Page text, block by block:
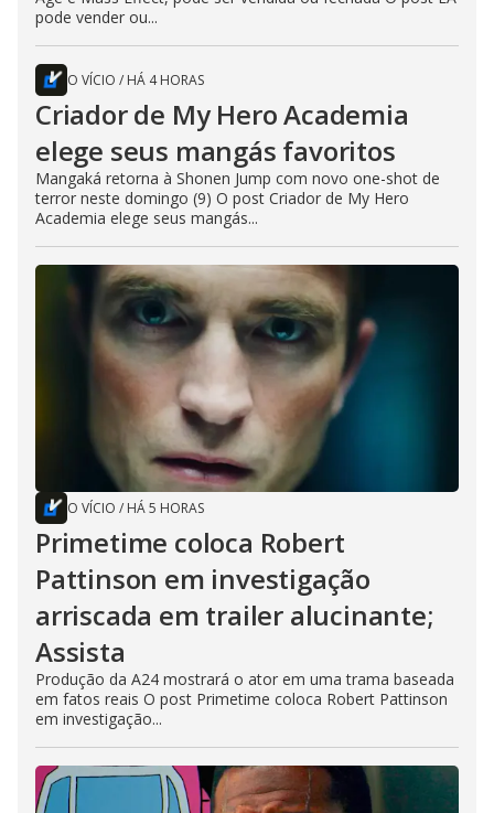
pode vender ou...
O VÍCIO / HÁ 4 HORAS
Criador de My Hero Academia
elege seus mangás favoritos
Mangaká retorna à Shonen Jump com novo one-shot de
terror neste domingo (9) O post Criador de My Hero
Academia elege seus mangás...
O VÍCIO / HÁ 5 HORAS
Primetime coloca Robert
Pattinson em investigação
arriscada em trailer alucinante;
Assista
Produção da A24 mostrará o ator em uma trama baseada
em fatos reais O post Primetime coloca Robert Pattinson
em investigação...